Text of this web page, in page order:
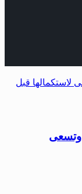
المالية تناقش سبل تجهيز ميزانية 2027 وتسعى